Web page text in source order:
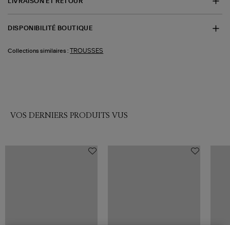
DISPONIBILITÉ BOUTIQUE
Collections similaires : TROUSSES
VOS DERNIERS PRODUITS VUS